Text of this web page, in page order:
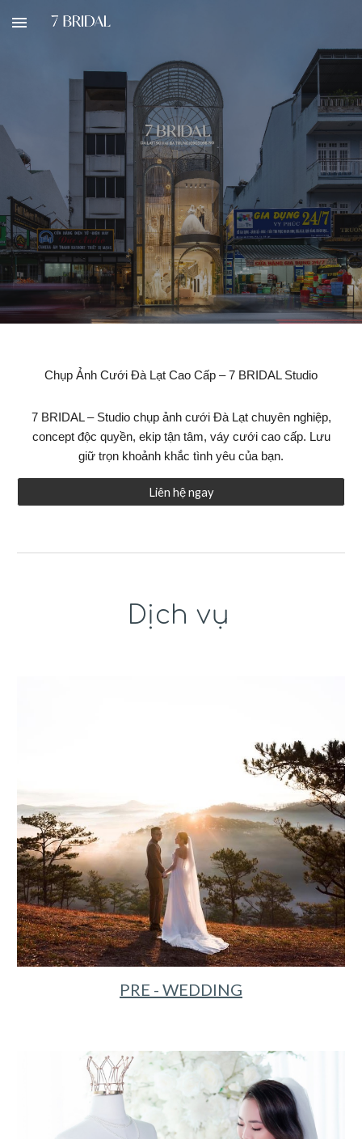
Skip to main content
Chụp Ảnh Cưới Đà Lạt Cao Cấp – 7 BRIDAL Studio
7 BRIDAL – Studio chụp ảnh cưới Đà Lạt chuyên nghiệp,
concept độc quyền, ekip tận tâm, váy cưới cao cấp. Lưu
giữ trọn khoảnh khắc tình yêu của bạn.
Liên hệ ngay
Dịch vụ
PRE - WEDDING